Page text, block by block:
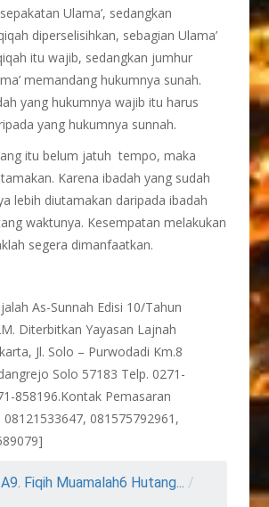
Ulama’, sedangkan
diperselisihkan, sebagian Ulama’
itu wajib, sedangkan jumhur
memandang hukumnya sunah.
yang hukumnya wajib itu harus
yang hukumnya sunnah.
itu belum jatuh tempo, maka
Karena ibadah yang sudah
lebih diutamakan daripada ibadah
waktunya. Kesempatan melakukan
segera dimanfaatkan.
As-Sunnah Edisi 10/Tahun
Diterbitkan Yayasan Lajnah
Jl. Solo – Purwodadi Km.8
Solo 57183 Telp. 0271-
858196.Kontak Pemasaran
081575792961,
A9. Fiqih Muamalah6 Hutang... /